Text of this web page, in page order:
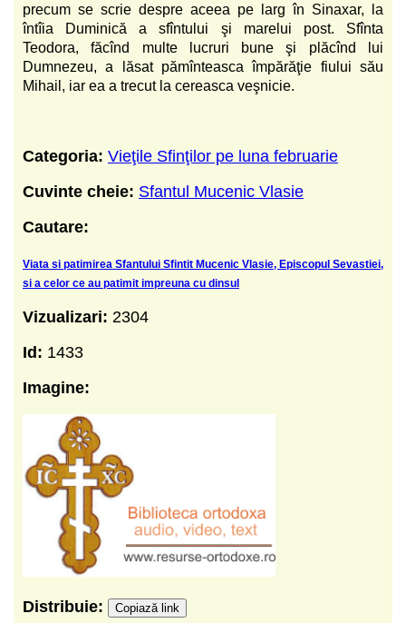
precum se scrie despre aceea pe larg în Sinaxar, la
întîia Duminică a sfîntului şi marelui post. Sfînta
Teodora, făcînd multe lucruri bune şi plăcînd lui
Dumnezeu, a lăsat pămînteasca împărăţie fiului său
Mihail, iar ea a trecut la cereasca veşnicie.
Categoria: Vieţile Sfinţilor pe luna februarie
Cuvinte cheie: Sfantul Mucenic Vlasie
Cautare:
Viata si patimirea Sfantului Sfintit Mucenic Vlasie, Episcopul Sevastiei,
si a celor ce au patimit impreuna cu dinsul
Vizualizari: 2304
Id: 1433
Imagine:
Distribuie: Copiază link